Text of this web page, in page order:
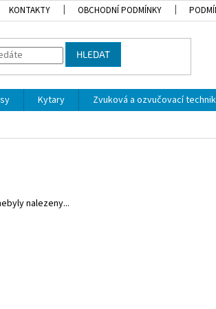
KONTAKTY OBCHODNÍ PODMÍNKY
HLEDAT
Kytary Zvuková a ozvučovací
nalezeny...